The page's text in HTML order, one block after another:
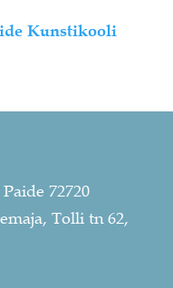
Kunstikooli
72720
Tolli tn 62,